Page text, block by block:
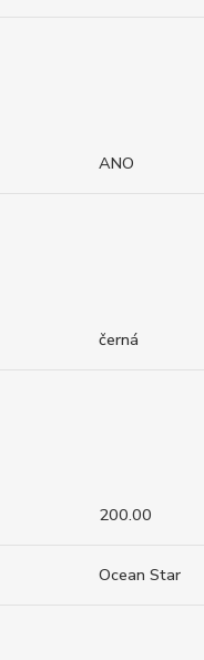
ANO
černá
200.00
Ocean Star